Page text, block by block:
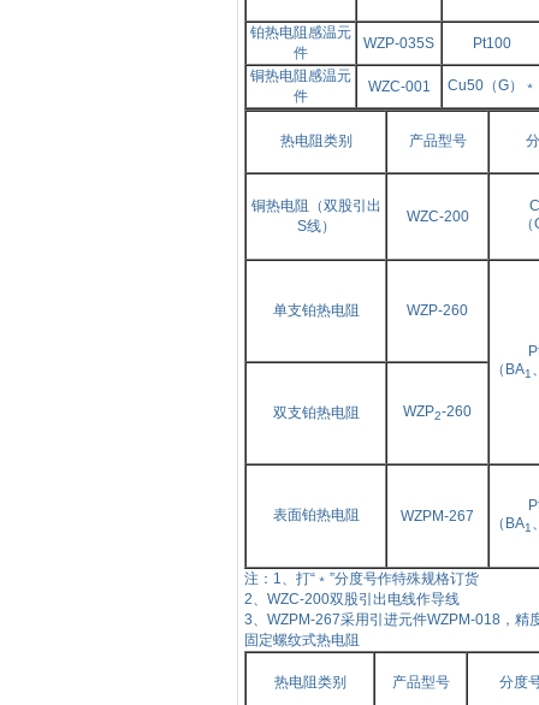
铂热电阻感温元
件
WZP-035S
Pt100
铜热电阻感温元
件
WZC-001 Cu50（G）﹡
热电阻类别 产品型号
铜热电阻（双股引出
S线）
WZC-200
单支铂热电阻 WZP-260
（BA1
双支铂热电阻 WZP2-260
表面铂热电阻 WZPM-267
（BA1
注：1、打“﹡”分度号作特殊规格订货
2、 WZC-200双股引出电线作导线
3、 WZPM-267采用引进元件WZPM-018，精
固定螺纹式热电阻
热电阻类别 产品型号 分度